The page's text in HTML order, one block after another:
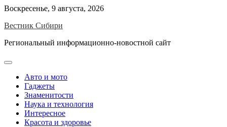
Skip
content
Воскресенье, 9 августа, 2026
Вестник Сибири
Региональный информационно-новостной сайт
Авто и мото
Гаджеты
Знаменитости
Наука и технология
Интересное
Красота и здоровье